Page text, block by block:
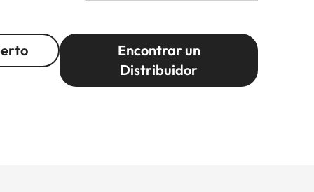
Encontrar un
Distribuidor